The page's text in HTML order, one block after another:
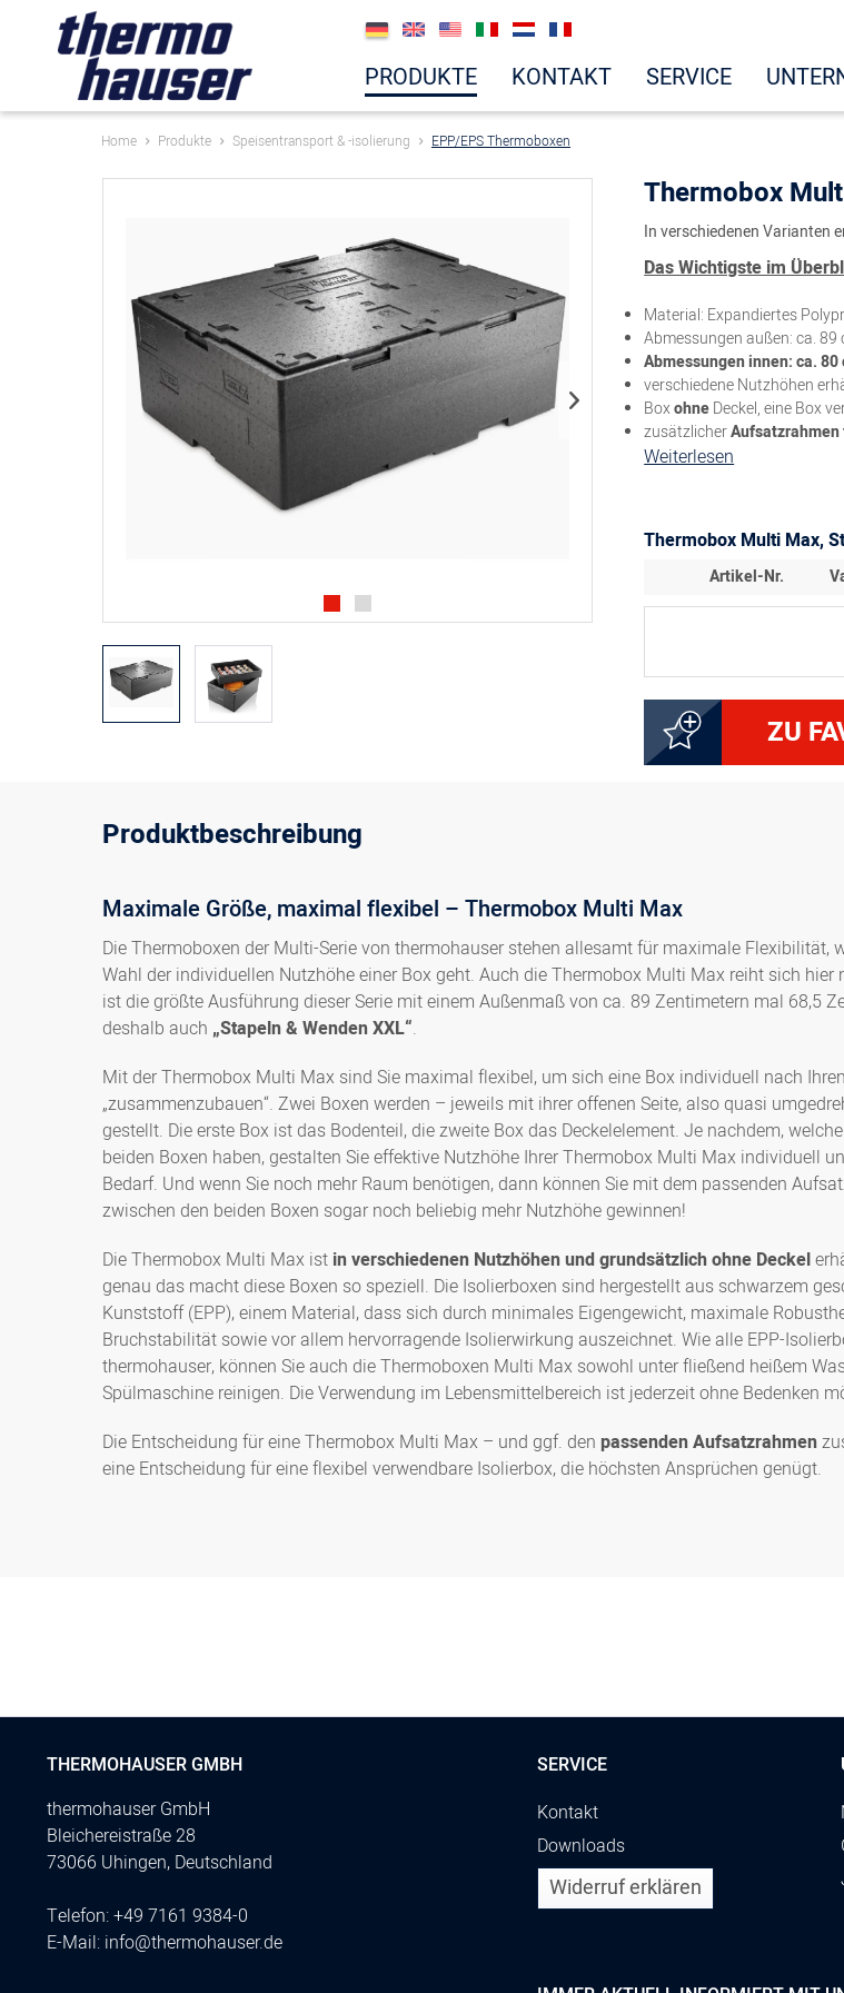
PRODUKTE KONTAKT SERVICE
Home Produkte Speisentransport & -isolierung EPP/EPS Thermoboxen
Thermobox
In verschiedenen Varianten
Das Wichtigste im
Material: Expandiertes
Abmessungen außen: ca. 89
Abmessungen innen: ca. 80
verschiedene Nutzhöhen
BoxohneDeckel, eine Box
zusätzlicher
Weiterlesen
Thermobox Multi Max,
Artikel-Nr.
4000249980
ZU
Produktbeschreibung
Maximale Größe, maximal flexibel – Thermobox Multi Max
Die Thermoboxen der Multi-Serie von thermohauser stehen allesamt für maximale Flexibilität,
Wahl der individuellen Nutzhöhe einer Box geht. Auch die Thermobox Multi Max reiht sich hier
ist die größte Ausführung dieser Serie mit einem Außenmaß von ca. 89 Zentimetern mal 68,5
deshalb auch „Stapeln & Wenden XXL“.
Mit der Thermobox Multi Max sind Sie maximal flexibel, um sich eine Box individuell nach
„zusammenzubauen“. Zwei Boxen werden – jeweils mit ihrer offenen Seite, also quasi
gestellt. Die erste Box ist das Bodenteil, die zweite Box das Deckelelement. Je nachdem,
beiden Boxen haben, gestalten Sie effektive Nutzhöhe Ihrer Thermobox Multi Max individuell
Bedarf. Und wenn Sie noch mehr Raum benötigen, dann können Sie mit dem passenden
zwischen den beiden Boxen sogar noch beliebig mehr Nutzhöhe gewinnen!
Die Thermobox Multi Max ist in verschiedenen Nutzhöhen und grundsätzlich ohne Deckel
genau das macht diese Boxen so speziell. Die Isolierboxen sind hergestellt aus schwarzem
Kunststoff (EPP), einem Material, dass sich durch minimales Eigengewicht, maximale
Bruchstabilität sowie vor allem hervorragende Isolierwirkung auszeichnet. Wie alle EPP-
thermohauser, können Sie auch die Thermoboxen Multi Max sowohl unter fließend heißem
Spülmaschine reinigen. Die Verwendung im Lebensmittelbereich ist jederzeit ohne Bedenken
Die Entscheidung für eine Thermobox Multi Max – und ggf. den passenden Aufsatzrahmen
eine Entscheidung für eine flexibel verwendbare Isolierbox, die höchsten Ansprüchen genügt.
THERMOHAUSER GMBH
thermohauser GmbH
Bleichereistraße 28
73066 Uhingen, Deutschland
Telefon:+49 7161 9384-0
E-Mail: info@thermohauser.de
SERVICE
Kontakt
Downloads
Widerruf erklären